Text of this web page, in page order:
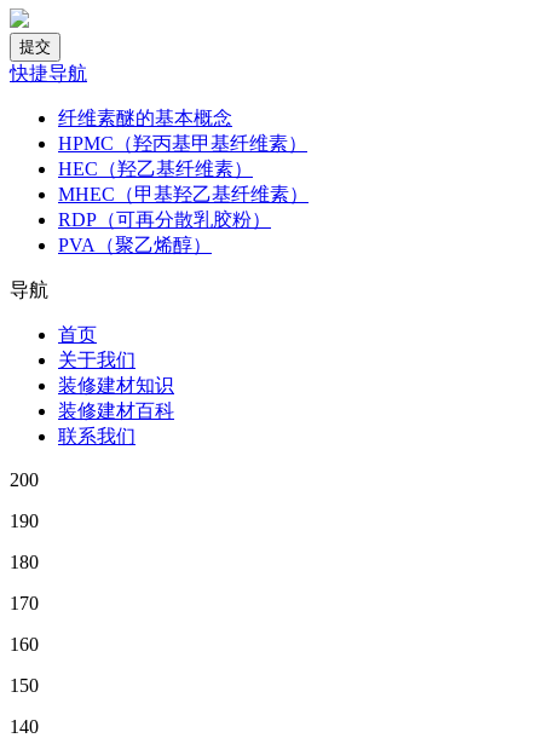
快捷导航
纤维素醚的基本概念
HPMC（羟丙基甲基纤维素）
HEC（羟乙基纤维素）
MHEC（甲基羟乙基纤维素）
RDP（可再分散乳胶粉）
PVA（聚乙烯醇）
导航
首页
关于我们
装修建材知识
装修建材百科
联系我们
200
190
180
170
160
150
140